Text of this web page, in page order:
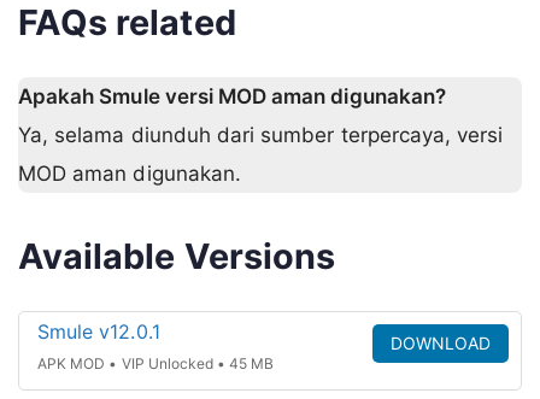
FAQs related
Apakah Smule versi MOD aman digunakan?
Ya, selama diunduh dari sumber terpercaya, versi
MOD aman digunakan.
Available Versions
Smule v12.0.1
APK MOD • VIP Unlocked • 45 MB
DOWNLOAD